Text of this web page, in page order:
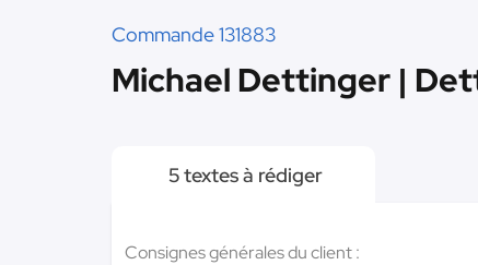
Commande 131883
Michael Dettinger |
5 textes à rédiger
Consignes générales du client :